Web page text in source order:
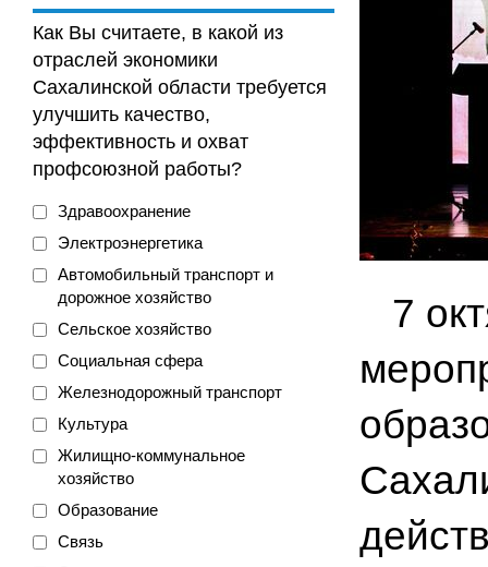
Как Вы считаете, в какой из
отраслей экономики
Сахалинской области требуется
улучшить качество,
эффективность и охват
профсоюзной работы?
Здравоохранение
Электроэнергетика
Автомобильный транспорт и
дорожное хозяйство
Сельское хозяйство
Социальная сфера
Железнодорожный транспорт
Культура
Жилищно-коммунальное
хозяйство
Образование
Связь
7